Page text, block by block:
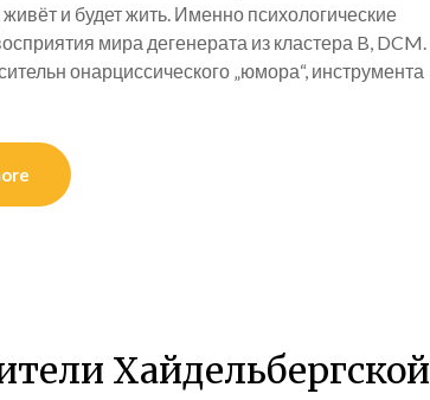
и будет жить. Именно психологические
мира дегенерата из кластера B, DCM.
онарциссического „юмора“, инструмента
Хайдельбергской